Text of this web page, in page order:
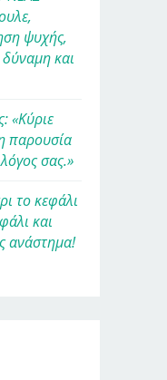
ψυχής,
και
«Κύριε
παρουσία
σας.»
το κεφάλι
και
ανάστημα!